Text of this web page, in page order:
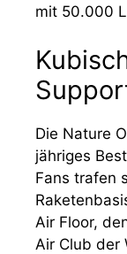
mit 50.000
Die Nature
jähriges
Fans trafen
Air Floor,
Air Club der